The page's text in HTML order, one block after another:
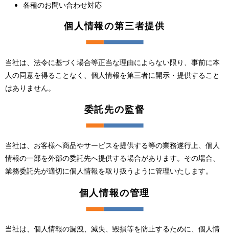
各種のお問い合わせ対応
個人情報の第三者提供
当社は、法令に基づく場合等正当な理由によらない限り、事前に本
人の同意を得ることなく、個人情報を第三者に開示・提供すること
はありません。
委託先の監督
当社は、お客様へ商品やサービスを提供する等の業務遂行上、個人
情報の一部を外部の委託先へ提供する場合があります。その場合、
業務委託先が適切に個人情報を取り扱うように管理いたします。
個人情報の管理
当社は、個人情報の漏洩、滅失、毀損等を防止するために、個人情